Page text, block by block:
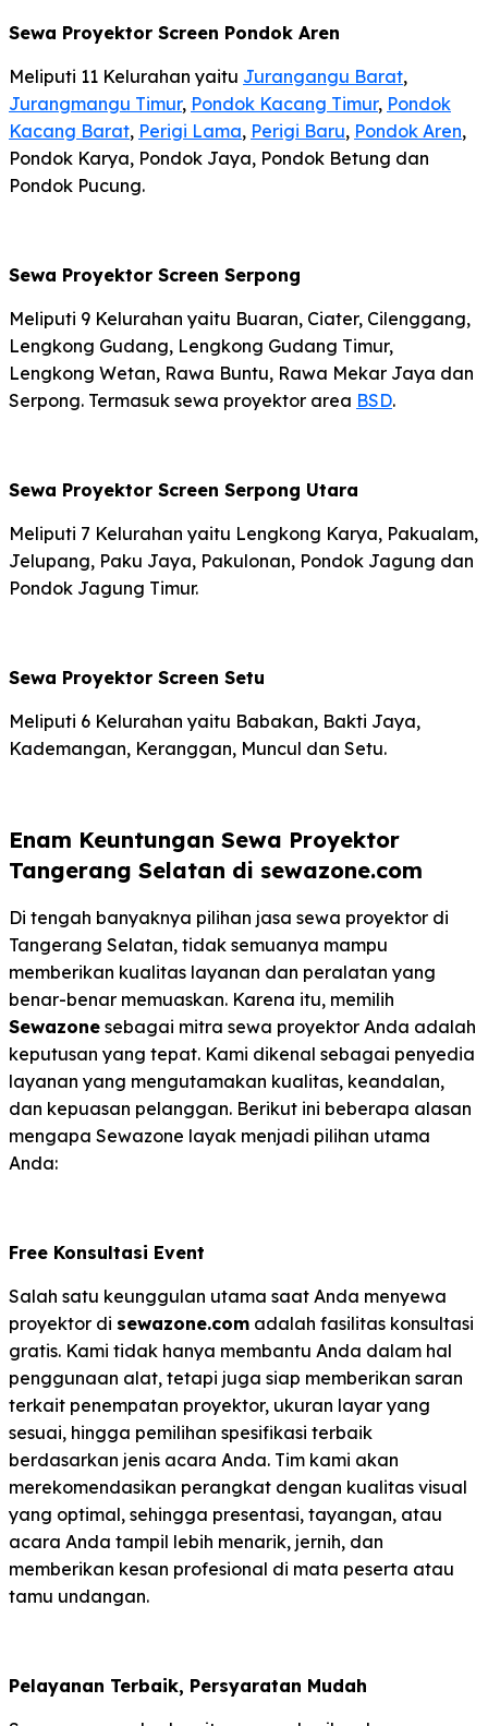
Sewa Proyektor Screen Pondok Aren
Meliputi 11 Kelurahan yaitu Jurangangu Barat,
Jurangmangu Timur, Pondok Kacang Timur, Pondok
Kacang Barat, Perigi Lama, Perigi Baru, Pondok Aren,
Pondok Karya, Pondok Jaya, Pondok Betung dan
Pondok Pucung.
Sewa Proyektor Screen Serpong
Meliputi 9 Kelurahan yaitu Buaran, Ciater, Cilenggang,
Lengkong Gudang, Lengkong Gudang Timur,
Lengkong Wetan, Rawa Buntu, Rawa Mekar Jaya dan
Serpong. Termasuk sewa proyektor area BSD.
Sewa Proyektor Screen Serpong Utara
Meliputi 7 Kelurahan yaitu Lengkong Karya, Pakualam,
Jelupang, Paku Jaya, Pakulonan, Pondok Jagung dan
Pondok Jagung Timur.
Sewa Proyektor Screen Setu
Meliputi 6 Kelurahan yaitu Babakan, Bakti Jaya,
Kademangan, Keranggan, Muncul dan Setu.
Enam Keuntungan Sewa Proyektor
Tangerang Selatan di sewazone.com
Di tengah banyaknya pilihan jasa sewa proyektor di
Tangerang Selatan, tidak semuanya mampu
memberikan kualitas layanan dan peralatan yang
benar-benar memuaskan. Karena itu, memilih
Sewazone sebagai mitra sewa proyektor Anda adalah
keputusan yang tepat. Kami dikenal sebagai penyedia
layanan yang mengutamakan kualitas, keandalan,
dan kepuasan pelanggan. Berikut ini beberapa alasan
mengapa Sewazone layak menjadi pilihan utama
Anda:
Free Konsultasi Event
Salah satu keunggulan utama saat Anda menyewa
proyektor di sewazone.com adalah fasilitas konsultasi
gratis. Kami tidak hanya membantu Anda dalam hal
penggunaan alat, tetapi juga siap memberikan saran
terkait penempatan proyektor, ukuran layar yang
sesuai, hingga pemilihan spesifikasi terbaik
berdasarkan jenis acara Anda. Tim kami akan
merekomendasikan perangkat dengan kualitas visual
yang optimal, sehingga presentasi, tayangan, atau
acara Anda tampil lebih menarik, jernih, dan
memberikan kesan profesional di mata peserta atau
tamu undangan.
Pelayanan Terbaik, Persyaratan Mudah